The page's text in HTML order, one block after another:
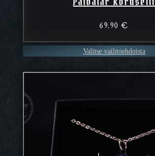
69,90€
Valitse vaihtoehdoista